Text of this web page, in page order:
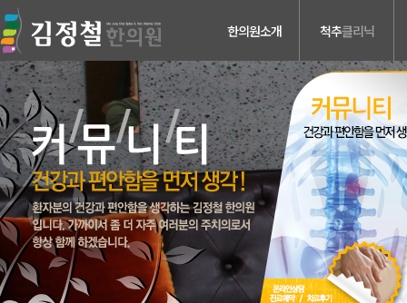
한의원소개 척추클리닉
의료진소개
진료안내
검사장비소개
치료장비소개
병원둘러보기
찾아오시는길
허리디스크
목디스크
척추관 협착증
척추분리증 &
척추전방전위증
척추수술후유증